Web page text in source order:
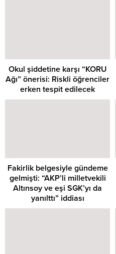
Okul şiddetine karşı “KORU
Ağı” önerisi: Riskli öğrenciler
erken tespit edilecek
Fakirlik belgesiyle gündeme
gelmişti: “AKP’li milletvekili
Altınsoy ve eşi SGK’yı da
yanılttı” iddiası